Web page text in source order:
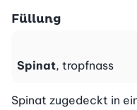
Füllung
Spinat, tropfnass
Spinat zugedeckt in